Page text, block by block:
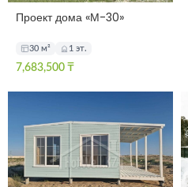
Проект дома «М-30»
30 м² 1 эт.
7,683,500 ₸